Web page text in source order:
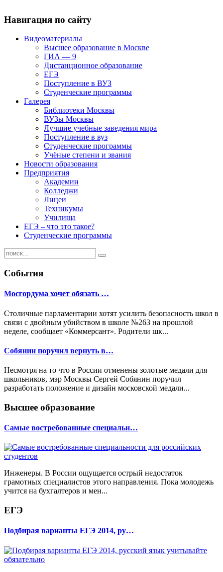
Навигация по сайту
Видеоматериалы
Высшее образование в Москве
ГИА — 9
Дистанционное образование
ЕГЭ
Поступление в ВУЗ
Студенческие программы
Галерея
Библиотеки Москвы
ВУЗы Москвы
Лучшие учебные заведения мира
Поступление в вуз
Студенческие программы
Учёные степени и звания
Новости образования
Предприятия
Академии
Колледжи
Лицеи
Техникумы
Училища
ЕГЭ – что это такое?
Студенческие программы
События
Мосгордума хочет обязать …
Столичные парламентарии хотят усилить безопасность школ в
связи с двойным убийством в школе №263 на прошлой
неделе, сообщает «Коммерсант». Родители шк...
Собянин поручил вернуть в…
Несмотря на то что в России отменены золотые медали для
школьников, мэр Москвы Сергей Собянин поручил
разработать положение и дизайн московской медали...
Высшее образование
Самые востребованные специальн…
Инженеры. В России ощущается острый недостаток
грамотных специалистов этого направления. Пока молодежь
учится на бухгалтеров и мен...
ЕГЭ
Подбирая варианты ЕГЭ 2014, ру…